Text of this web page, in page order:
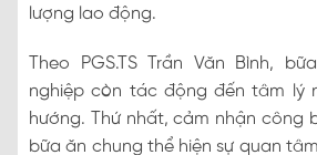
lượng lao động.
Theo PGS.TS Trần Văn Bình,
nghiệp còn tác động đến tâm lý
hướng. Thứ nhất, cảm nhận công
bữa ăn chung thể hiện sự quan